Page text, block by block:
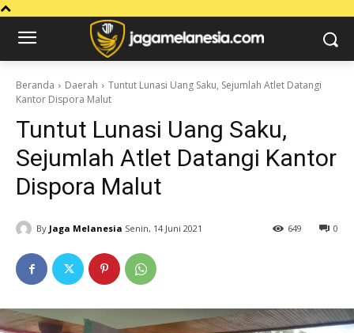
Beranda Daerah
Tuntut Lunasi Uang Saku, Sejumlah Atlet Datangi
Kantor Dispora Malut
Tuntut Lunasi Uang Saku,
Sejumlah Atlet Datangi Kantor
Dispora Malut
By Jaga Melanesia Senin, 14 Juni 2021 0
649